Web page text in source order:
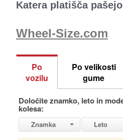
Katera platišča pašejo
Wheel-Size.com